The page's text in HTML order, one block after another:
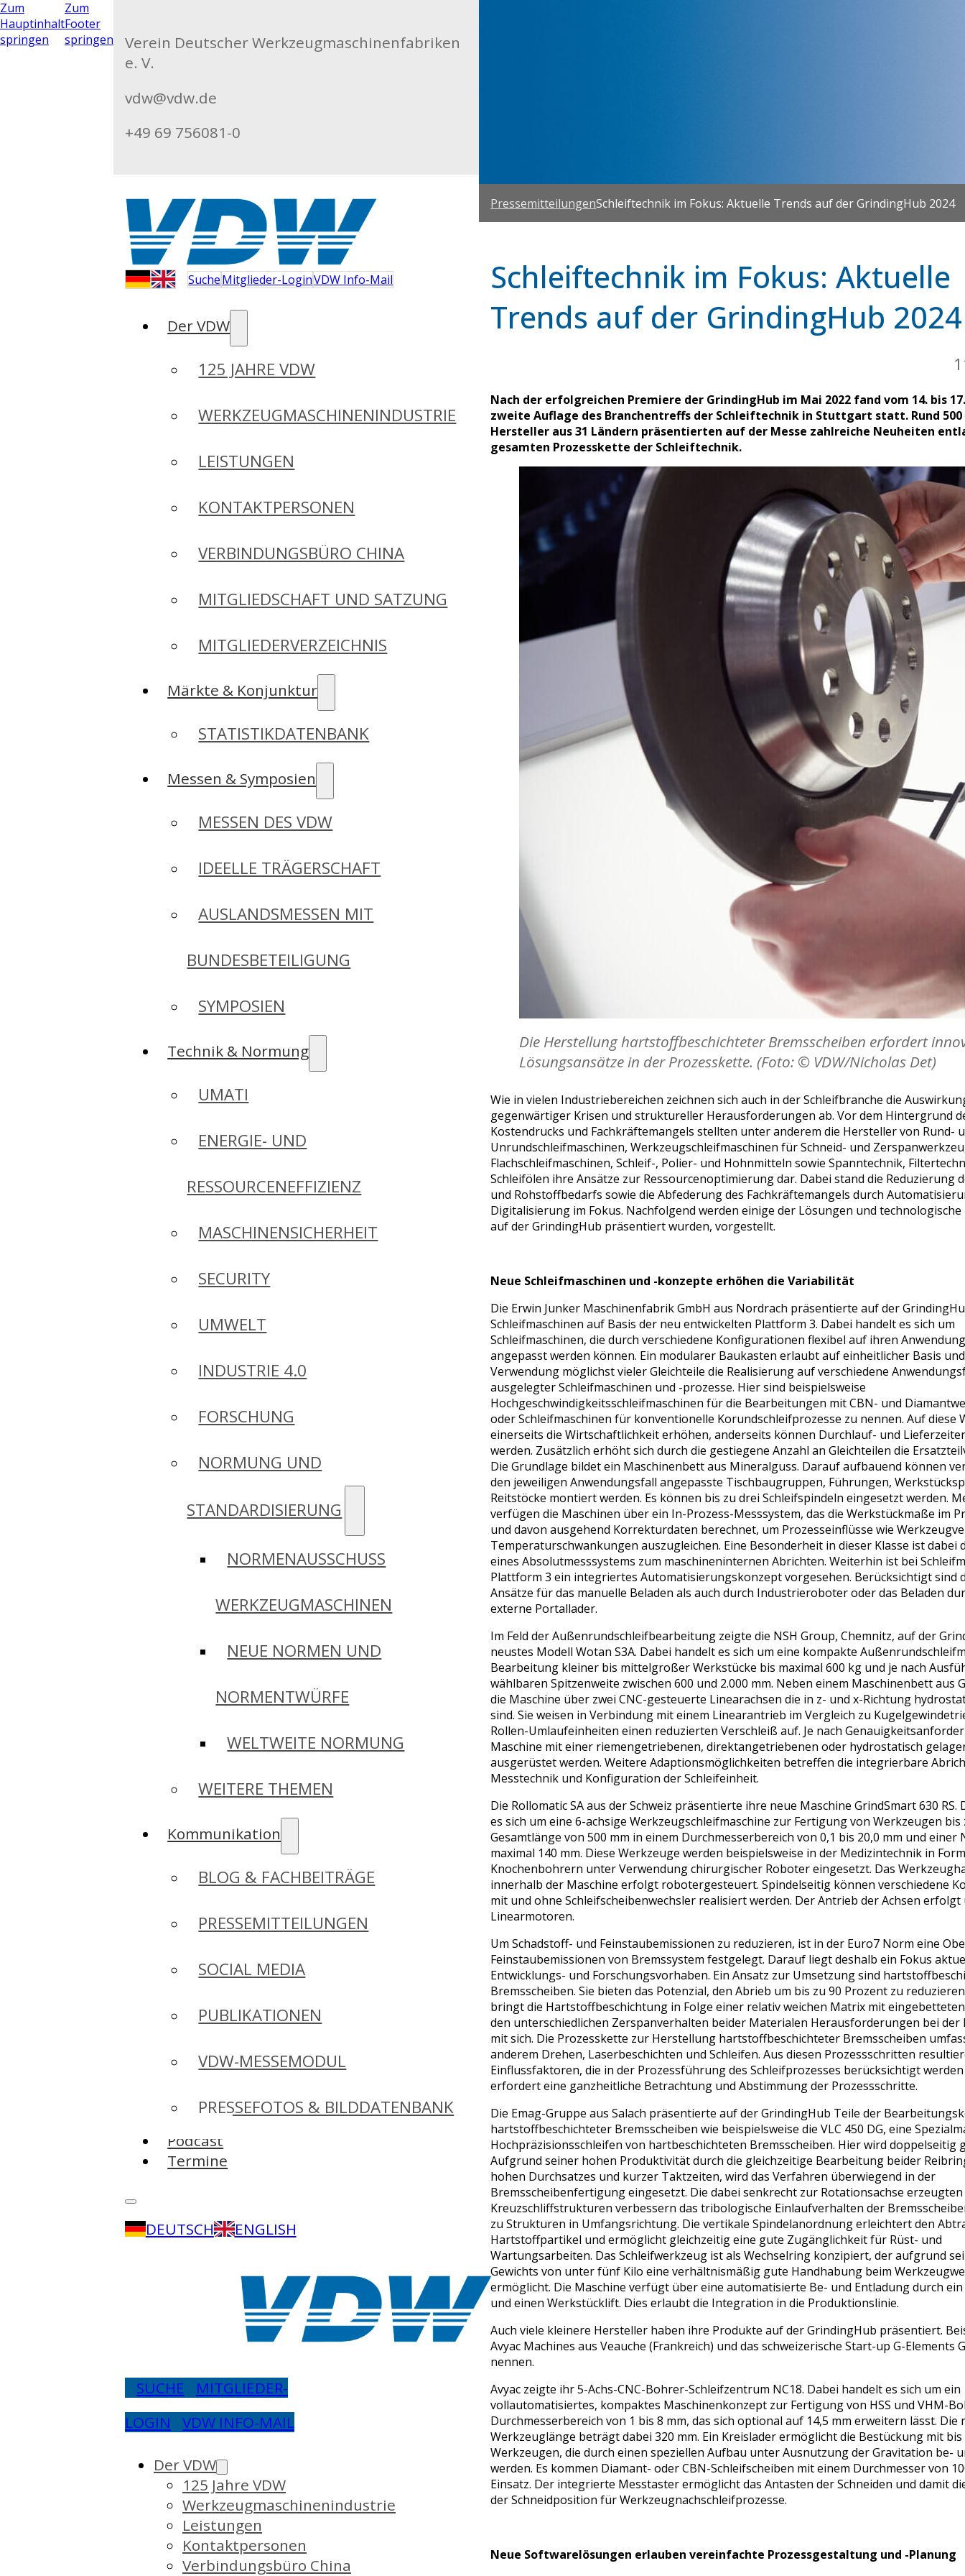
Zum
Hauptinhalt
springen
Zum
Footer
springen
Verein Deutscher Werkzeugmaschinenfabriken
e. V.
vdw@vdw.de
+49 69 756081-0
SucheMitglieder-LoginVDW Info-Mail
Der VDW
125 JAHRE VDW
WERKZEUGMASCHINENINDUSTRIE
LEISTUNGEN
KONTAKTPERSONEN
VERBINDUNGSBÜRO CHINA
MITGLIEDSCHAFT UND SATZUNG
MITGLIEDERVERZEICHNIS
Märkte & Konjunktur
STATISTIKDATENBANK
Messen & Symposien
MESSEN DES VDW
IDEELLE TRÄGERSCHAFT
AUSLANDSMESSEN MIT
BUNDESBETEILIGUNG
SYMPOSIEN
Technik & Normung
UMATI
ENERGIE- UND
RESSOURCENEFFIZIENZ
MASCHINENSICHERHEIT
SECURITY
UMWELT
INDUSTRIE 4.0
FORSCHUNG
NORMUNG UND
STANDARDISIERUNG
NORMENAUSSCHUSS
WERKZEUGMASCHINEN
NEUE NORMEN UND
NORMENTWÜRFE
WELTWEITE NORMUNG
WEITERE THEMEN
Kommunikation
BLOG & FACHBEITRÄGE
PRESSEMITTEILUNGEN
SOCIAL MEDIA
PUBLIKATIONEN
VDW-MESSEMODUL
PRESSEFOTOS & BILDDATENBANK
Podcast
Termine
DEUTSCH ENGLISH
SUCHE
MITGLIEDER-
LOGIN
VDW INFO-MAIL
Der VDW
125 Jahre VDW
Werkzeugmaschinenindustrie
Leistungen
Kontaktpersonen
Verbindungsbüro China
PressemitteilungenSchleiftechnik im Fokus: Aktuelle Trends auf der GrindingHub 2024
Schleiftechnik im Fokus: Aktuelle
Trends auf der GrindingHub 2024
Nach der erfolgreichen Premiere der GrindingHub im Mai 2022 fand vom 14. bis
zweite Auflage des Branchentreffs der Schleiftechnik in Stuttgart statt. Rund
Hersteller aus 31 Ländern präsentierten auf der Messe zahlreiche Neuheiten
gesamten Prozesskette der Schleiftechnik.
Die Herstellung hartstoffbeschichteter Bremsscheiben erfordert
Lösungsansätze in der Prozesskette. (Foto: © VDW/Nicholas Det)
Wie in vielen Industriebereichen zeichnen sich auch in der Schleifbranche die
gegenwärtiger Krisen und struktureller Herausforderungen ab. Vor dem Hintergrund
Kostendrucks und Fachkräftemangels stellten unter anderem die Hersteller von Rund-
Unrundschleifmaschinen, Werkzeugschleifmaschinen für Schneid- und
Flachschleifmaschinen, Schleif-, Polier- und Hohnmitteln sowie Spanntechnik,
Schleifölen ihre Ansätze zur Ressourcenoptimierung dar. Dabei stand die Reduzierung
und Rohstoffbedarfs sowie die Abfederung des Fachkräftemangels durch
Digitalisierung im Fokus. Nachfolgend werden einige der Lösungen und
auf der GrindingHub präsentiert wurden, vorgestellt.
Neue Schleifmaschinen und -konzepte erhöhen die Variabilität
Die Erwin Junker Maschinenfabrik GmbH aus Nordrach präsentierte auf der
Schleifmaschinen auf Basis der neu entwickelten Plattform 3. Dabei handelt es sich um
Schleifmaschinen, die durch verschiedene Konfigurationen flexibel auf ihren
angepasst werden können. Ein modularer Baukasten erlaubt auf einheitlicher Basis
Verwendung möglichst vieler Gleichteile die Realisierung auf verschiedene
ausgelegter Schleifmaschinen und -prozesse. Hier sind beispielsweise
Hochgeschwindigkeitsschleifmaschinen für die Bearbeitungen mit CBN- und
oder Schleifmaschinen für konventionelle Korundschleifprozesse zu nennen. Auf diese
einerseits die Wirtschaftlichkeit erhöhen, anderseits können Durchlauf- und
werden. Zusätzlich erhöht sich durch die gestiegene Anzahl an Gleichteilen die
Die Grundlage bildet ein Maschinenbett aus Mineralguss. Darauf aufbauend können
den jeweiligen Anwendungsfall angepasste Tischbaugruppen, Führungen,
Reitstöcke montiert werden. Es können bis zu drei Schleifspindeln eingesetzt werden.
verfügen die Maschinen über ein In-Prozess-Messsystem, das die Werkstückmaße im
und davon ausgehend Korrekturdaten berechnet, um Prozesseinflüsse wie
Temperaturschwankungen auszugleichen. Eine Besonderheit in dieser Klasse ist dabei
eines Absolutmesssystems zum maschineninternen Abrichten. Weiterhin ist bei
Plattform 3 ein integriertes Automatisierungskonzept vorgesehen. Berücksichtigt sind
Ansätze für das manuelle Beladen als auch durch Industrieroboter oder das Beladen
externe Portallader.
Im Feld der Außenrundschleifbearbeitung zeigte die NSH Group, Chemnitz, auf der
neustes Modell Wotan S3A. Dabei handelt es sich um eine kompakte
Bearbeitung kleiner bis mittelgroßer Werkstücke bis maximal 600 kg und je nach
wählbaren Spitzenweite zwischen 600 und 2.000 mm. Neben einem Maschinenbett aus
die Maschine über zwei CNC-gesteuerte Linearachsen die in z- und x-Richtung
sind. Sie weisen in Verbindung mit einem Linearantrieb im Vergleich zu
Rollen-Umlaufeinheiten einen reduzierten Verschleiß auf. Je nach
Maschine mit einer riemengetriebenen, direktangetriebenen oder hydrostatisch
ausgerüstet werden. Weitere Adaptionsmöglichkeiten betreffen die integrierbare
Messtechnik und Konfiguration der Schleifeinheit.
Die Rollomatic SA aus der Schweiz präsentierte ihre neue Maschine GrindSmart 630 RS.
es sich um eine 6-achsige Werkzeugschleifmaschine zur Fertigung von Werkzeugen bis
Gesamtlänge von 500 mm in einem Durchmesserbereich von 0,1 bis 20,0 mm und einer
maximal 140 mm. Diese Werkzeuge werden beispielsweise in der Medizintechnik in
Knochenbohrern unter Verwendung chirurgischer Roboter eingesetzt. Das
innerhalb der Maschine erfolgt robotergesteuert. Spindelseitig können verschiedene
mit und ohne Schleifscheibenwechsler realisiert werden. Der Antrieb der Achsen
Linearmotoren.
Um Schadstoff- und Feinstaubemissionen zu reduzieren, ist in der Euro7 Norm eine
Feinstaubemissionen von Bremssystem festgelegt. Darauf liegt deshalb ein Fokus
Entwicklungs- und Forschungsvorhaben. Ein Ansatz zur Umsetzung sind
Bremsscheiben. Sie bieten das Potenzial, den Abrieb um bis zu 90 Prozent zu
bringt die Hartstoffbeschichtung in Folge einer relativ weichen Matrix mit
den unterschiedlichen Zerspanverhalten beider Materialen Herausforderungen bei
mit sich. Die Prozesskette zur Herstellung hartstoffbeschichteter Bremsscheiben
anderem Drehen, Laserbeschichten und Schleifen. Aus diesen Prozessschritten
Einflussfaktoren, die in der Prozessführung des Schleifprozesses berücksichtigt
erfordert eine ganzheitliche Betrachtung und Abstimmung der Prozessschritte.
Die Emag-Gruppe aus Salach präsentierte auf der GrindingHub Teile der
hartstoffbeschichteter Bremsscheiben wie beispielsweise die VLC 450 DG, eine
Hochpräzisionsschleifen von hartbeschichteten Bremsscheiben. Hier wird doppelseitig
Aufgrund seiner hohen Produktivität durch die gleichzeitige Bearbeitung beider
hohen Durchsatzes und kurzer Taktzeiten, wird das Verfahren überwiegend in der
Bremsscheibenfertigung eingesetzt. Die dabei senkrecht zur Rotationsachse erzeugten
Kreuzschliffstrukturen verbessern das tribologische Einlaufverhalten der
zu Strukturen in Umfangsrichtung. Die vertikale Spindelanordnung erleichtert den
Hartstoffpartikel und ermöglicht gleichzeitig eine gute Zugänglichkeit für Rüst- und
Wartungsarbeiten. Das Schleifwerkzeug ist als Wechselring konzipiert, der aufgrund
Gewichts von unter fünf Kilo eine verhältnismäßig gute Handhabung beim
ermöglicht. Die Maschine verfügt über eine automatisierte Be- und Entladung durch
und einen Werkstücklift. Dies erlaubt die Integration in die Produktionslinie.
Auch viele kleinere Hersteller haben ihre Produkte auf der GrindingHub präsentiert.
Avyac Machines aus Veauche (Frankreich) und das schweizerische Start-up G-Elements
nennen.
Avyac zeigte ihr 5-Achs-CNC-Bohrer-Schleifzentrum NC18. Dabei handelt es sich um ein
vollautomatisiertes, kompaktes Maschinenkonzept zur Fertigung von HSS und VHM-
Durchmesserbereich von 1 bis 8 mm, das sich optional auf 14,5 mm erweitern lässt. Die
Werkzeuglänge beträgt dabei 320 mm. Ein Kreislader ermöglicht die Bestückung mit bis
Werkzeugen, die durch einen speziellen Aufbau unter Ausnutzung der Gravitation be-
werden. Es kommen Diamant- oder CBN-Schleifscheiben mit einem Durchmesser von
Einsatz. Der integrierte Messtaster ermöglicht das Antasten der Schneiden und damit
der Schneidposition für Werkzeugnachschleifprozesse.
Neue Softwarelösungen erlauben vereinfachte Prozessgestaltung und -Planung